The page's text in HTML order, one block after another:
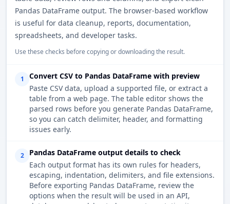
Pandas DataFrame output. The browser-based workflow
is useful for data cleanup, reports, documentation,
spreadsheets, and developer tasks.
Use these checks before copying or downloading the result.
1
Convert CSV to Pandas DataFrame with preview
Paste CSV data, upload a supported file, or extract a
table from a web page. The table editor shows the
parsed rows before you generate Pandas DataFrame,
so you can catch delimiter, header, and formatting
issues early.
2
Pandas DataFrame output details to check
Each output format has its own rules for headers,
escaping, indentation, delimiters, and file extensions.
Before exporting Pandas DataFrame, review the
options when the result will be used in an API,